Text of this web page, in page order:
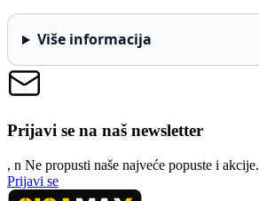
Više informacija
Prijavi se na naš newsletter
, n Ne propusti naše najveće popuste i akcije.
Prijavi se